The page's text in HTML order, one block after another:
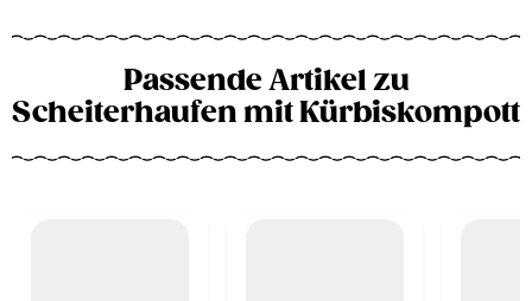
Passende Artikel zu
Scheiterhaufen mit Kürbiskompott